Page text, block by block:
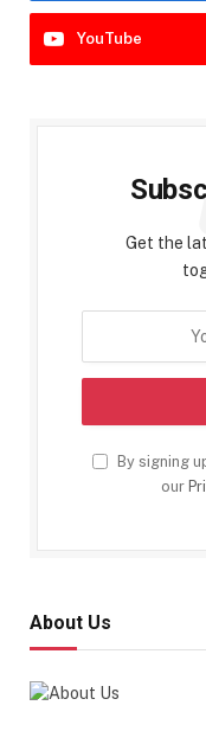
YouTube
Get the
By signing
our
About Us